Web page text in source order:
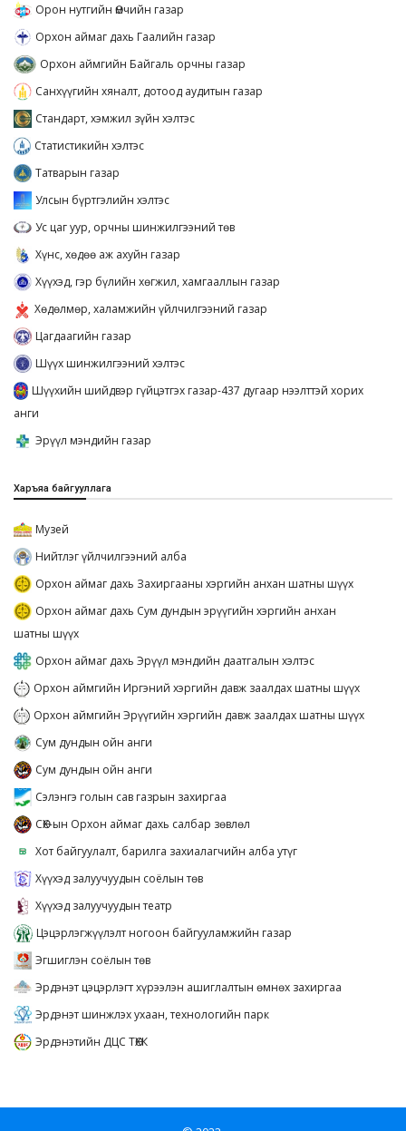
Орон нутгийн Өмчийн газар
Орхон аймаг дахь Гаалийн газар
Орхон аймгийн Байгаль орчны газар
Санхүүгийн хяналт, дотоод аудитын газар
Стандарт, хэмжил зүйн хэлтэс
Статистикийн хэлтэс
Татварын газар
Улсын бүртгэлийн хэлтэс
Ус цаг уур, орчны шинжилгээний төв
Хүнс, хөдөө аж ахуйн газар
Хүүхэд, гэр бүлийн хөгжил, хамгааллын газар
Хөдөлмөр, халамжийн үйлчилгээний газар
Цагдаагийн газар
Шүүх шинжилгээний хэлтэс
Шүүхийн шийдвэр гүйцэтгэх газар-437 дугаар нээлттэй хорих
анги
Эрүүл мэндийн газар
Харъяа байгууллага
Музей
Нийтлэг үйлчилгээний алба
Орхон аймаг дахь Захиргааны хэргийн анхан шатны шүүх
Орхон аймаг дахь Сум дундын эрүүгийн хэргийн анхан
шатны шүүх
Орхон аймаг дахь Эрүүл мэндийн даатгалын хэлтэс
Орхон аймгийн Иргэний хэргийн давж заалдах шатны шүүх
Орхон аймгийн Эрүүгийн хэргийн давж заалдах шатны шүүх
Сум дундын ойн анги
Сум дундын ойн анги
Сэлэнгэ голын сав газрын захиргаа
СӨХ-ын Орхон аймаг дахь салбар зөвлөл
Хот байгуулалт, барилга захиалагчийн алба утүг
Хүүхэд залуучуудын соёлын төв
Хүүхэд залуучуудын театр
Цэцэрлэгжүүлэлт ногоон байгууламжийн газар
Эгшиглэн соёлын төв
Эрдэнэт цэцэрлэгт хүрээлэн ашиглалтын өмнөх захиргаа
Эрдэнэт шинжлэх ухаан, технологийн парк
Эрдэнэтийн ДЦС ТӨХК